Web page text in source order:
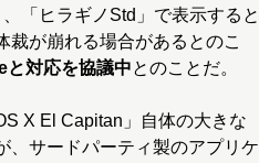
、「ヒラギノStd」で表示すると
裁が崩れる場合があるとのこ
対応を協議中とのことだ。
X El Capitan」自体の大きな
、サードパーティ製のアプリケ